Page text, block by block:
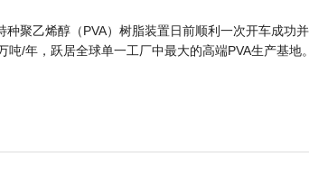
聚乙烯醇（PVA）树脂装置日前顺利一次开车成功
/年，跃居全球单一工厂中最大的高端PVA生产基地。